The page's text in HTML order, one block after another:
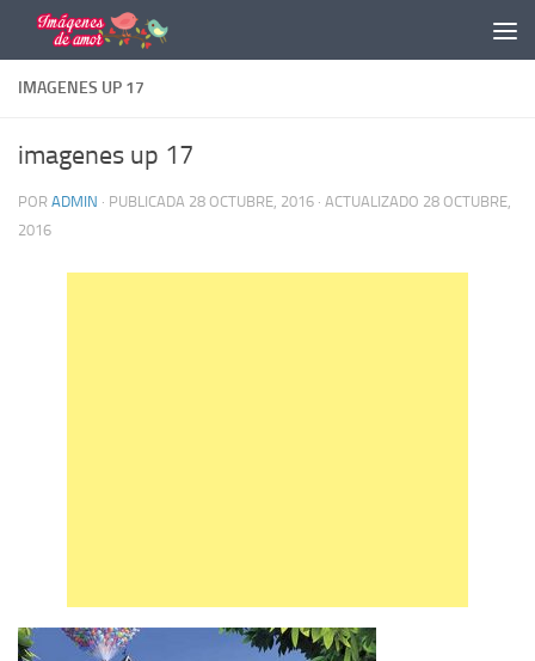
Saltar al contenido
IMAGENES UP 17
imagenes up 17
POR ADMIN · PUBLICADA 28 OCTUBRE, 2016 · ACTUALIZADO 28 OCTUBRE,
2016